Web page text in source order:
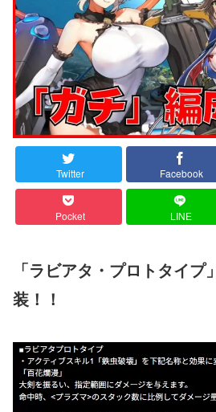
Twitter Facebook
Pocket LINE
「ラビアタ・プロトタイプ
装！！